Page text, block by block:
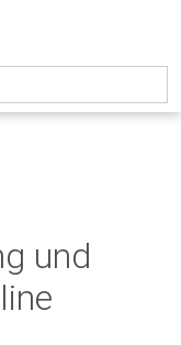
und